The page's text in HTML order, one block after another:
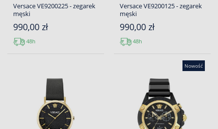
Versace VE9200225 - zegarek
męski
990,00 zł
48h
Versace VE9200125 - zegarek
męski
990,00 zł
48h
Nowość